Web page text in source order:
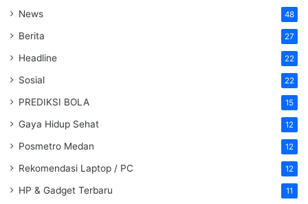
News 48
Berita 27
Headline 22
Sosial 22
PREDIKSI BOLA 15
Gaya Hidup Sehat 12
Posmetro Medan 12
Rekomendasi Laptop / PC 12
HP & Gadget Terbaru 11